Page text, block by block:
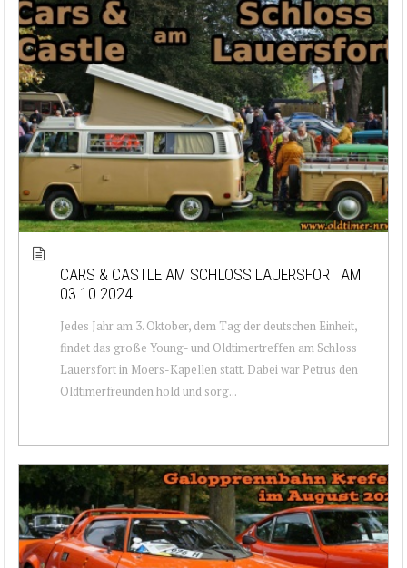
CARS & CASTLE AM SCHLOSS LAUERSFORT AM
03.10.2024
Jedes Jahr am 3. Oktober, dem Tag der deutschen Einheit,
findet das große Young- und Oldtimertreffen am Schloss
Lauersfort in Moers-Kapellen statt. Dabei war Petrus den
Oldtimerfreunden hold und sorg...